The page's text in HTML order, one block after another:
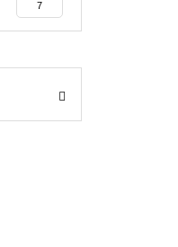
7